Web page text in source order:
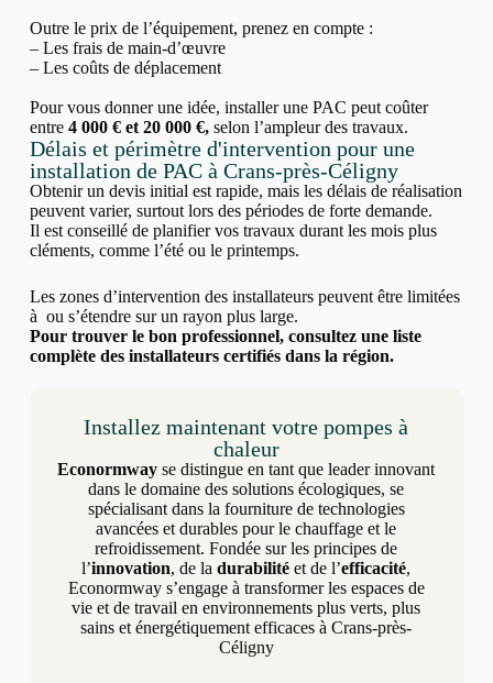
Outre le prix de l’équipement, prenez en compte :
– Les frais de main-d’œuvre
– Les coûts de déplacement
Pour vous donner une idée, installer une PAC peut coûter
entre 4 000 € et 20 000 €,selon l’ampleur des travaux.
Délais et périmètre d'intervention pour une
installation de PAC à Crans-près-Céligny
Obtenir un devis initial est rapide, mais les délais de réalisation
peuvent varier, surtout lors des périodes de forte demande.
Il est conseillé de planifier vos travaux durant les mois plus
cléments, comme l’été ou le printemps.
Les zones d’intervention des installateurs peuvent être limitées
à ou s’étendre sur un rayon plus large.
Pour trouver le bon professionnel, consultez une liste
complète des installateurs certifiés dans la région.
Installez maintenant votre pompes à
chaleur
Econormway se distingue en tant que leader innovant
dans le domaine des solutions écologiques, se
spécialisant dans la fourniture de technologies
avancées et durables pour le chauffage et le
refroidissement. Fondée sur les principes de
l’innovation, de ladurabilité et de l’efficacité,
Econormway s’engage à transformer les espaces de
vie et de travail en environnements plus verts, plus
sains et énergétiquement efficaces à Crans-près-
Céligny